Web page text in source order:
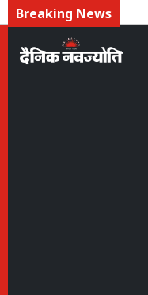
Breaking News